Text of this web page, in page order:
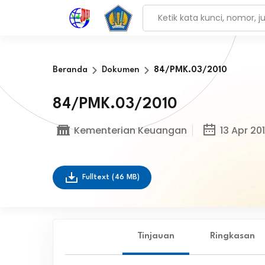
Beranda Dokumen 84/PMK.03/2010
84/PMK.03/2010
Kementerian Keuangan 13 Apr
Fulltext (46 MB)
Tinjauan Ringkasan